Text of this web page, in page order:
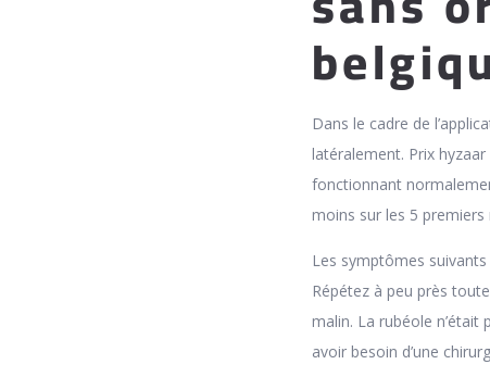
Dans le cadre de
latéralement. Prix
fonctionnant
moins sur les 5
Les symptômes suivants
Répétez à peu près
malin. La rubéole
avoir besoin d’une